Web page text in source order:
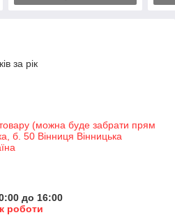
за рік
(можна буде забрати прям
б. 50 Вінниця Вінницька
до 16:00
роботи